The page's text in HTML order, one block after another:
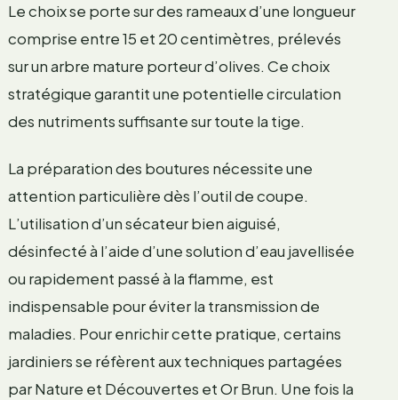
Le choix se porte sur des rameaux d’une longueur
comprise entre 15 et 20 centimètres, prélevés
sur un arbre mature porteur d’olives. Ce choix
stratégique garantit une potentielle circulation
des nutriments suffisante sur toute la tige.
La préparation des boutures nécessite une
attention particulière dès l’outil de coupe.
L’utilisation d’un sécateur bien aiguisé,
désinfecté à l’aide d’une solution d’eau javellisée
ou rapidement passé à la flamme, est
indispensable pour éviter la transmission de
maladies. Pour enrichir cette pratique, certains
jardiniers se réfèrent aux techniques partagées
par Nature et Découvertes et Or Brun. Une fois la